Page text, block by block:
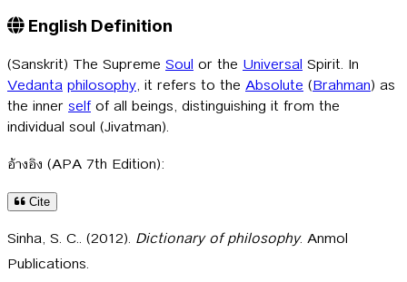
English Definition
(Sanskrit) The Supreme Soul or the Universal Spirit. In
Vedanta philosophy, it refers to the Absolute (Brahman) as
the inner selfof all beings, distinguishing it from the
individual soul (Jivatman).
อ้างอิง (APA 7th Edition):
Cite
Sinha, S. C.. (2012). Dictionary of philosophy. Anmol
Publications.